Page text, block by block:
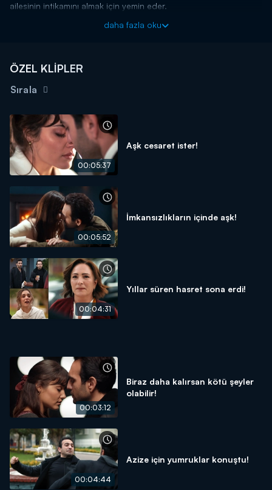
ailesinin intikamını almak için yemin eder.
daha fazla oku
ÖZEL KLİPLER
Sırala
00:05:37
Aşk cesaret ister!
00:05:52
İmkansızlıkların içinde aşk!
00:04:31
Yıllar süren hasret sona erdi!
00:03:12
Biraz daha kalırsan kötü şeyler
olabilir!
00:04:44
Azize için yumruklar konuştu!